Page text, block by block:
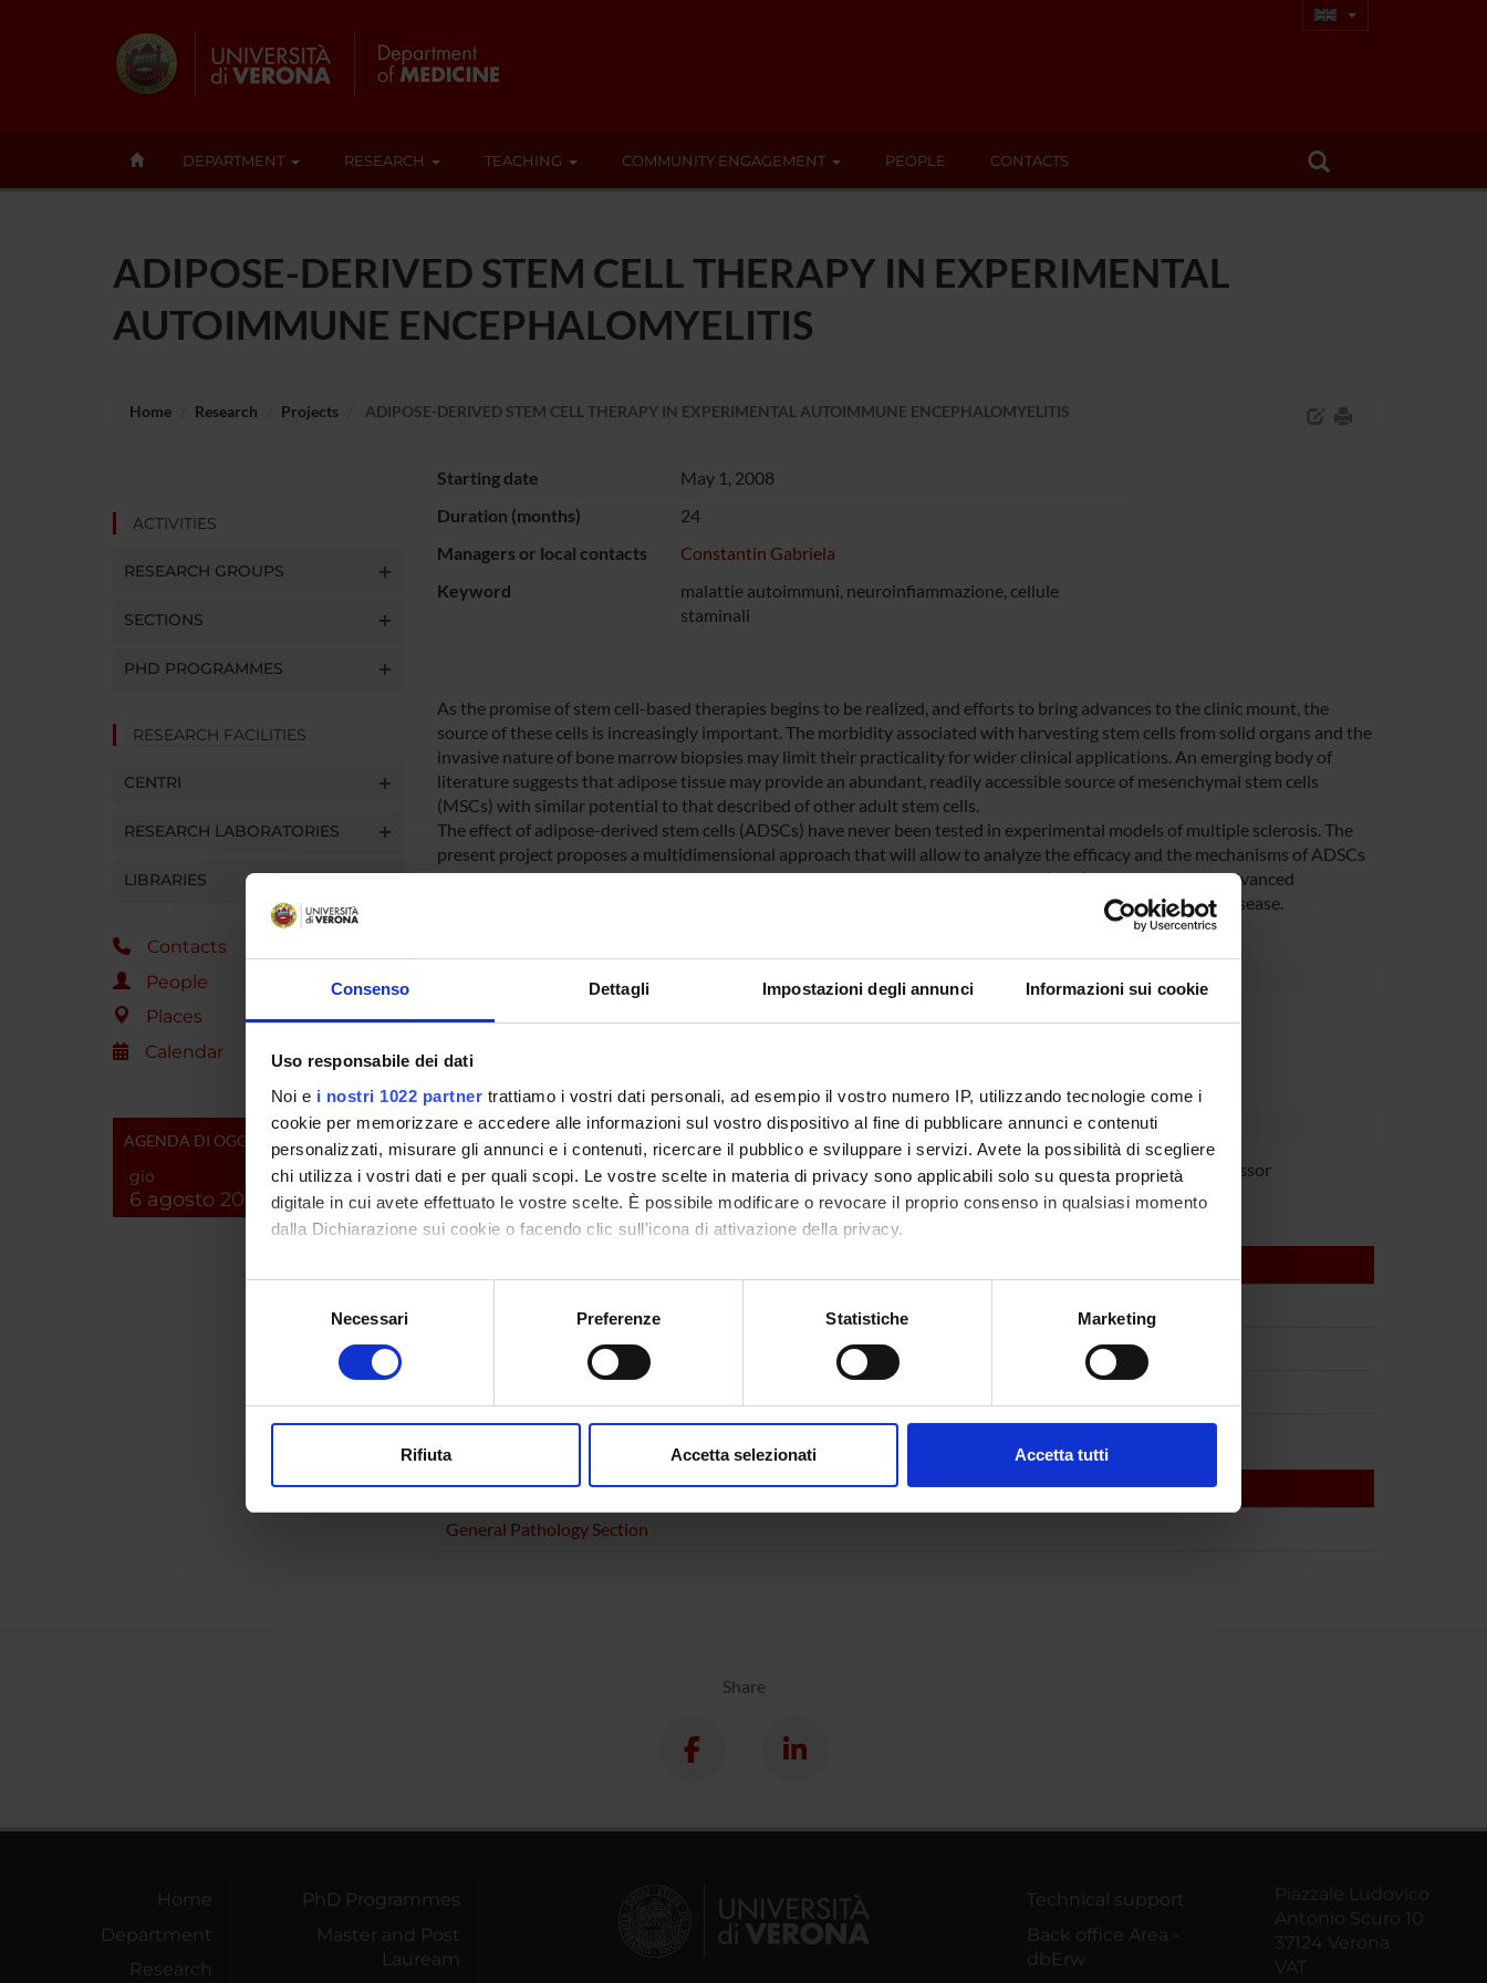
Consenso Dettagli Impostazioni degli annunci Informazioni sui cookie
Uso responsabile dei dati
Noi e i nostri 1022 partner trattiamo i vostri dati personali, ad esempio il vostro numero IP, utilizzando tecnologie come i
cookie per memorizzare e accedere alle informazioni sul vostro dispositivo al fine di pubblicare annunci e contenuti
personalizzati, misurare gli annunci e i contenuti, ricercare il pubblico e sviluppare i servizi. Avete la possibilità di scegliere
chi utilizza i vostri dati e per quali scopi. Le vostre scelte in materia di privacy sono applicabili solo su questa proprietà
digitale in cui avete effettuato le vostre scelte. È possibile modificare o revocare il proprio consenso in qualsiasi momento
dalla Dichiarazione sui cookie o facendo clic sull'icona di attivazione della privacy.
Con il tuo consenso, vorremmo anche:
raccogliere informazioni sulla tua posizione geografica, con un'approssimazione di qualche metro,
digitali).
modificare o ritirare il tuo consenso in qualsiasi momento dalla Dichiarazione sui cookie.
di analisi dei dati web, pubblicità e social media, i quali potrebbero combinarle con altre informazioni che hai fornito loro o
Necessari Preferenze Statistiche Marketing
Rifiuta Accetta selezionati Accetta tutti
DEPARTMENT RESEARCH TEACHING COMMUNITY ENGAGEMENT PEOPLE CONTACTS
ADIPOSE-DERIVED STEM CELL THERAPY IN EXPERIMENTAL
AUTOIMMUNE ENCEPHALOMYELITIS
Home Research Projects ADIPOSE-DERIVED STEM CELL THERAPY IN EXPERIMENTAL AUTOIMMUNE ENCEPHALOMYELITIS
ACTIVITIES
RESEARCH GROUPS
SECTIONS
PHD PROGRAMMES
RESEARCH FACILITIES
CENTRI
RESEARCH LABORATORIES
LIBRARIES
Contacts
People
Places
Calendar
AGENDA DI OGGI
gio
6 agosto 2026
Starting date
May 1, 2008
Duration (months)
24
Managers or local contacts
Constantin Gabriela
Keyword
malattie autoimmuni, neuroinfiammazione, cellule
staminali
As the promise of stem cell-based therapies begins to be realized, and efforts to bring advances to the clinic mount, the
source of these cells is increasingly important. The morbidity associated with harvesting stem cells from solid organs and the
invasive nature of bone marrow biopsies may limit their practicality for wider clinical applications. An emerging body of
literature suggests that adipose tissue may provide an abundant, readily accessible source of mesenchymal stem cells
(MSCs) with similar potential to that described of other adult stem cells.
The effect of adipose-derived stem cells (ADSCs) have never been tested in experimental models of multiple sclerosis. The
present project proposes a multidimensional approach that will allow to analyze the efficacy and the mechanisms of ADSCs
based therapy in animal models of experimental autoimmune encephalomyelitis (EAE). Complementary advanced
technologies are used to characterize the sites of action of ADSCs in EAE mice at different time points of disease.
Funds:assigned and managed by the department
PROJECT PARTICIPANTS
Simona Luciana Budui Gabriela Constantin Full Professor
Immunology (DNBM) (DNBM)
SECTIONS
General Pathology Section
Share
Home
Department
Research
PhD Programmes
Master and Post
Lauream
Technical support
Back office Area -
dbErw
Piazzale Ludovico
Antonio Scuro 10
37124 Verona
VAT